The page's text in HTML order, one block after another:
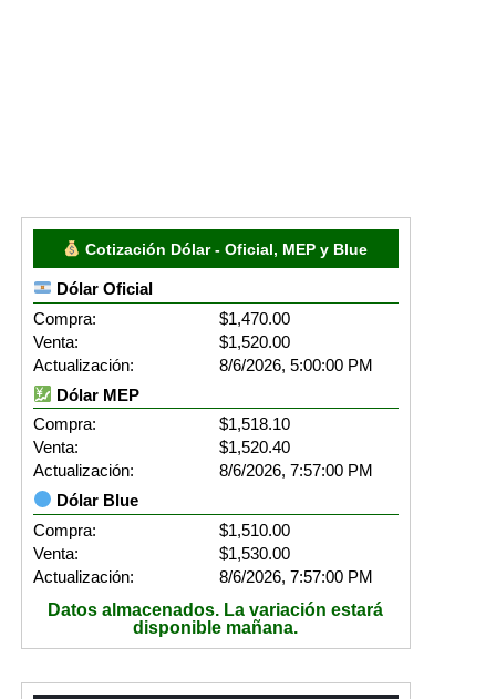
Cotización Dólar - Oficial, MEP y Blue
Dólar Oficial
Compra:
$1,470.00
Venta:
$1,520.00
Actualización:
8/6/2026, 5:00:00 PM
Dólar MEP
Compra:
$1,518.10
Venta:
$1,520.40
Actualización:
8/6/2026, 7:57:00 PM
Dólar Blue
Compra:
$1,510.00
Venta:
$1,530.00
Actualización:
8/6/2026, 7:57:00 PM
Datos almacenados. La variación estará
disponible mañana.